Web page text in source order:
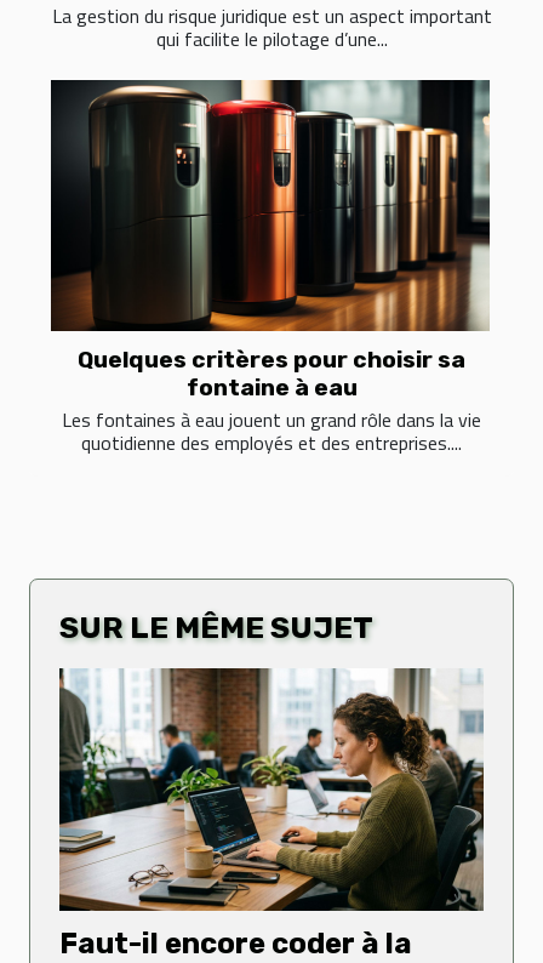
La gestion du risque juridique est un aspect important
qui facilite le pilotage d’une...
Quelques critères pour choisir sa
fontaine à eau
Les fontaines à eau jouent un grand rôle dans la vie
quotidienne des employés et des entreprises....
SUR LE MÊME SUJET
Faut-il encore coder à la